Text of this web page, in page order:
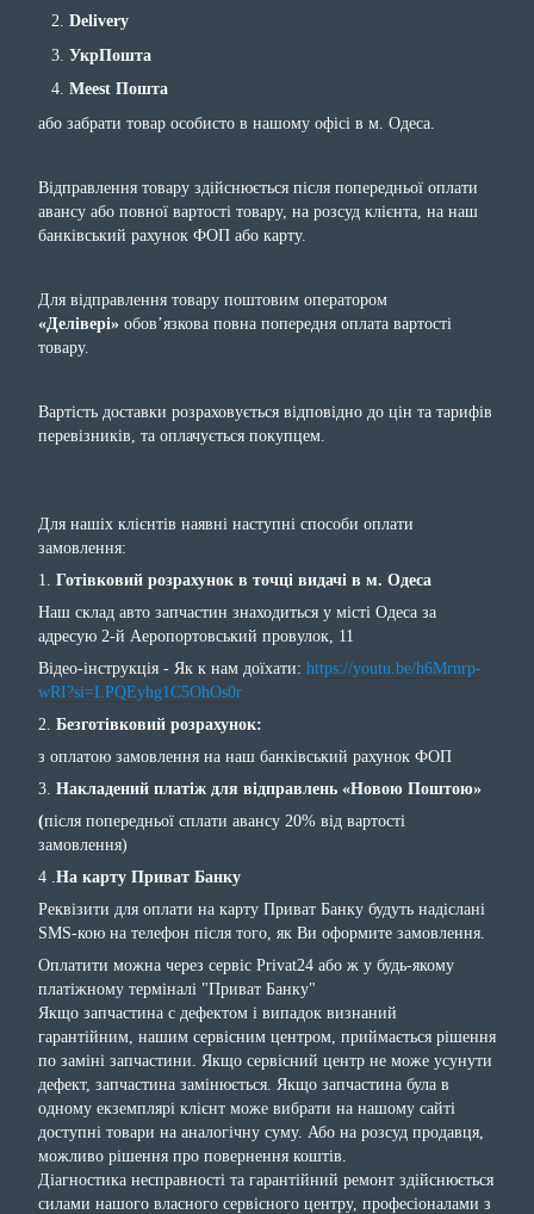
Delivery
УкрПошта
Meest Пошта
або забрати товар особисто в нашому офісі в м. Одеса.
Відправлення товару здійснюється після попередньої оплати
авансу або повної вартості товару, на розсуд клієнта, на наш
банківський рахунок ФОП або карту.
Для відправлення товару поштовим оператором
«Делівері» обов’язкова повна попередня оплата вартості
товару.
Вартість доставки розраховується відповідно до цін та тарифів
перевізників, та оплачується покупцем.
Для нашіх клієнтів наявні наступні способи оплати
замовлення:
1. Готівковий розрахунок в точці видачі в м. Одеса
Наш склад авто запчастин знаходиться у місті Одеса за
адресую 2-й Аеропортовський провулок, 11
Відео-інструкція - Як к нам доїхати: https://youtu.be/h6Mrnrp-
wRI?si=LPQEyhg1C5OhOs0r
2. Безготівковий розрахунок:
з оплатою замовлення на наш банківський рахунок ФОП
3. Накладений платіж для відправлень «Новою Поштою»
(після попередньої сплати авансу 20% від вартості
замовлення)
4 . На карту Приват Банку
Реквізити для оплати на карту Приват Банку будуть надіслані
SMS-кою на телефон після того, як Ви оформите замовлення.
Оплатити можна через сервіс Privat24 або ж у будь-якому
платіжному терміналі "Приват Банку"
Якщо запчастина с дефектом і випадок визнаний
гарантійним, нашим сервісним центром, приймається рішення
по заміні запчастини. Якщо сервісний центр не може усунути
дефект, запчастина замінюється. Якщо запчастина була в
одному екземплярі клієнт може вибрати на нашому сайті
доступні товари на аналогічну суму. Або на розсуд продавця,
можливо рішення про повернення коштів.
Діагностика несправності та гарантійний ремонт здійснюється
силами нашого власного сервісного центру, професіоналами з